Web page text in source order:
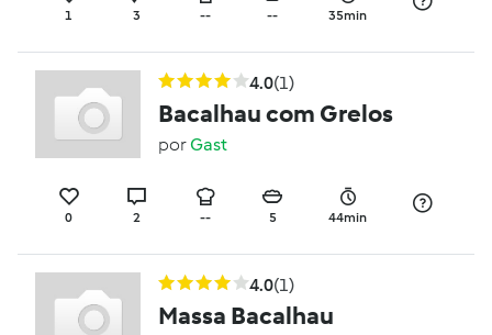
1 3 -- -- 35min
4.0(1)
Bacalhau com Grelos
porGast
0 2 -- 5 44min
4.0(1)
Massa Bacalhau